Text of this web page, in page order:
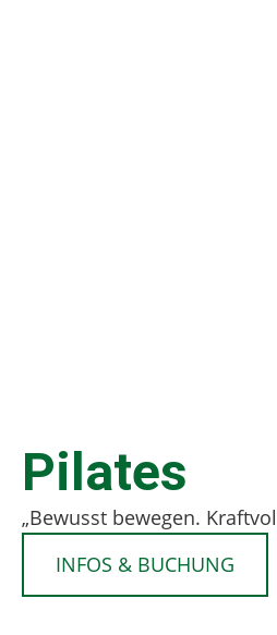
Pilates
„Bewusst bewegen.
INFOS & BUCHUNG